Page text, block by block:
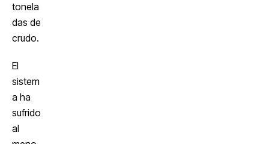
tonela
das de
crudo.
El
sistem
a ha
sufrido
al